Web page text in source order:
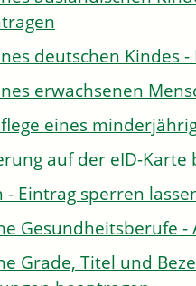
deutschen Kindes
erwachsenen
eines
auf der eID-Karte
- Eintrag sperren
Gesundheitsberufe
Grade, Titel und